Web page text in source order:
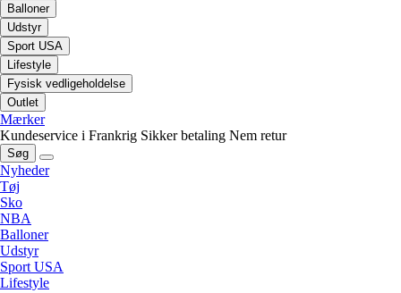
Balloner
Udstyr
Sport USA
Lifestyle
Fysisk vedligeholdelse
Outlet
Mærker
Kundeservice i Frankrig Sikker betaling Nem retur
Søg
Nyheder
Tøj
Sko
NBA
Balloner
Udstyr
Sport USA
Lifestyle